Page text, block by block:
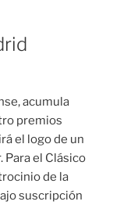
acumula
premios
el logo de un
Para el Clásico
de la
suscripción